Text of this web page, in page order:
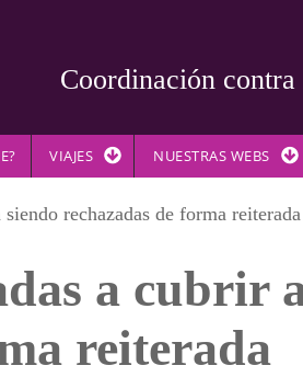
Coordinación
VIAJES NUESTRAS WEBS
rechazadas de forma reiterada
a cubrir
reiterada